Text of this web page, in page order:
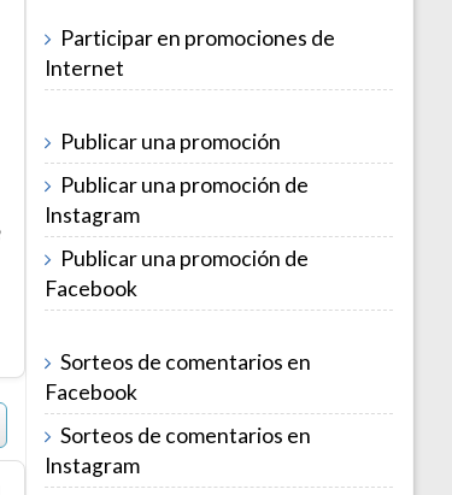
Participar en promociones de
Internet
Publicar una promoción
Publicar una promoción de
Instagram
Publicar una promoción de
Facebook
Sorteos de comentarios en
Facebook
Sorteos de comentarios en
Instagram